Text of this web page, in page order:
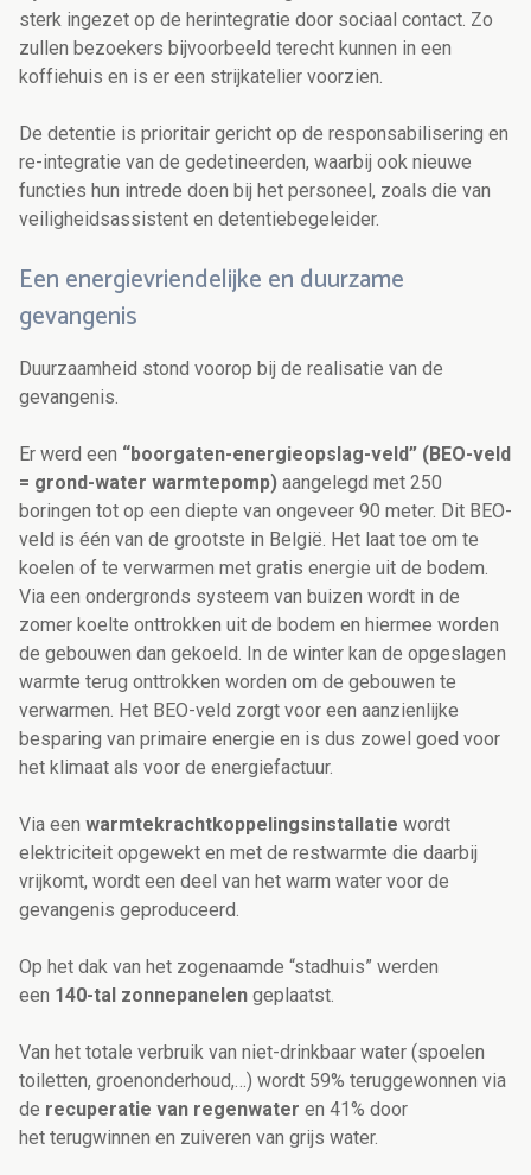
sterk ingezet op de herintegratie door sociaal contact. Zo
zullen bezoekers bijvoorbeeld terecht kunnen in een
koffiehuis en is er een strijkatelier voorzien.
De detentie is prioritair gericht op de responsabilisering en
re-integratie van de gedetineerden, waarbij ook nieuwe
functies hun intrede doen bij het personeel, zoals die van
veiligheidsassistent en detentiebegeleider.
Een energievriendelijke en duurzame
gevangenis
Duurzaamheid stond voorop bij de realisatie van de
gevangenis.
Er werd een “boorgaten-energieopslag-veld” (BEO-veld
= grond-water warmtepomp) aangelegd met 250
boringen tot op een diepte van ongeveer 90 meter. Dit BEO-
veld is één van de grootste in België. Het laat toe om te
koelen of te verwarmen met gratis energie uit de bodem.
Via een ondergronds systeem van buizen wordt in de
zomer koelte onttrokken uit de bodem en hiermee worden
de gebouwen dan gekoeld. In de winter kan de opgeslagen
warmte terug onttrokken worden om de gebouwen te
verwarmen. Het BEO-veld zorgt voor een aanzienlijke
besparing van primaire energie en is dus zowel goed voor
het klimaat als voor de energiefactuur.
Via een warmtekrachtkoppelingsinstallatie wordt
elektriciteit opgewekt en met de restwarmte die daarbij
vrijkomt, wordt een deel van het warm water voor de
gevangenis geproduceerd.
Op het dak van het zogenaamde “stadhuis” werden
een 140-tal zonnepanelen geplaatst.
Van het totale verbruik van niet-drinkbaar water (spoelen
toiletten, groenonderhoud,…) wordt 59% teruggewonnen via
de recuperatie van regenwater en 41% door
het terugwinnen en zuiveren van grijs water.